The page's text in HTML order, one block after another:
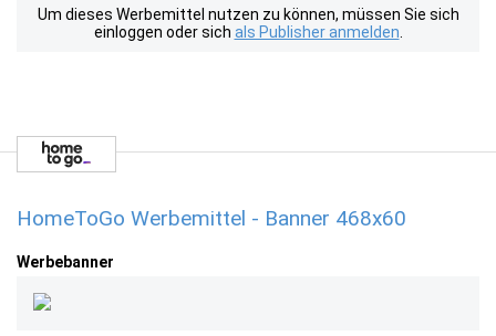
Um dieses Werbemittel nutzen zu können, müssen Sie sich
einloggen oder sich als Publisher anmelden
HomeToGo Werbemittel - Banner 468x60
Werbebanner